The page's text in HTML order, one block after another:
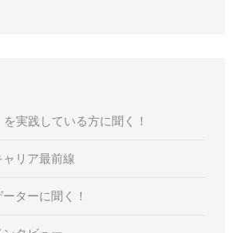
を実践している方に聞く！
リア最前線
ターに聞く！